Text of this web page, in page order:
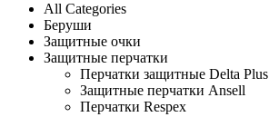
All Categories
Беруши
Защитные очки
Защитные перчатки
Перчатки защитные Delta Plus
Защитные перчатки Ansell
Перчатки Respex